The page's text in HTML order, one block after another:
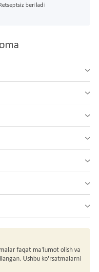
Retseptsiz beriladi
faqat ma'lumot olish va
Ushbu ko'rsatmalarni